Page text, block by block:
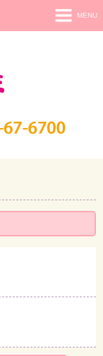
MENU